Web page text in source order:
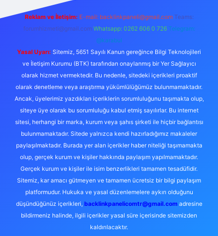
Reklam ve İletişim: E-mail: backlinkpaneli@gmail.com Teams:
forumhizmeti@gmail.com Whatsapp: 0262 606 0 726 Telegram:
@karabul
Yasal Uyarı: Sitemiz, 5651 Sayılı Kanun gereğince Bilgi Teknolojileri
ve İletişim Kurumu (BTK) tarafından onaylanmış bir Yer Sağlayıcı
olarak hizmet vermektedir. Bu nedenle, sitedeki içerikleri proaktif
olarak denetleme veya araştırma yükümlülüğümüz bulunmamaktadır.
Ancak, üyelerimiz yazdıkları içeriklerin sorumluluğunu taşımakta olup,
siteye üye olarak bu sorumluluğu kabul etmiş sayılırlar. Bu internet
sitesi, herhangi bir marka, kurum veya şahıs şirketi ile hiçbir bağlantısı
bulunmamaktadır. Sitede yalnızca kendi hazırladığımız makaleler
paylaşılmaktadır. Burada yer alan içerikler haber niteliği taşımamakta
olup, gerçek kurum ve kişiler hakkında paylaşım yapılmamaktadır.
Gerçek kurum ve kişiler ile isim benzerlikleri tamamen tesadüfidir.
Sitemiz, kar amacı gütmeyen ve tamamen ücretsiz bir bilgi paylaşım
platformudur. Hukuka ve yasal düzenlemelere aykırı olduğunu
düşündüğünüz içerikleri, backlinkpanelicomtr@gmail.comadresine
bildirmeniz halinde, ilgili içerikler yasal süre içerisinde sitemizden
kaldırılacaktır.